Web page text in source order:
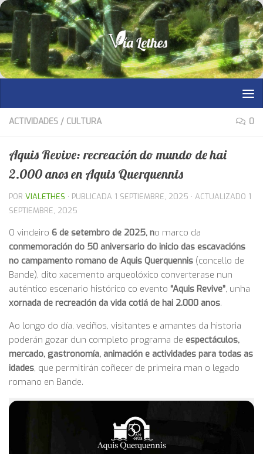
Saltar al contenido
ACTIVIDADES / CULTURA 0
Aquis Revive: recreación do mundo de hai
2.000 anos en Aquis Querquennis
POR VIALETHES · PUBLICADA 1 SEPTIEMBRE, 2025 · ACTUALIZADO 1
SEPTIEMBRE, 2025
O vindeiro 6 de setembro de 2025, no marco da
conmemoración do 50 aniversario do inicio das escavacións
no campamento romano de Aquis Querquennis (concello de
Bande), dito xacemento arqueolóxico converterase nun
auténtico escenario histórico co evento “Aquis Revive”, unha
xornada de recreación da vida cotiá de hai 2.000 anos.
Ao longo do día, veciños, visitantes e amantes da historia
poderán gozar dun completo programa de espectáculos,
mercado, gastronomía, animación e actividades para todas as
idades, que permitirán coñecer de primeira man o legado
romano en Bande.